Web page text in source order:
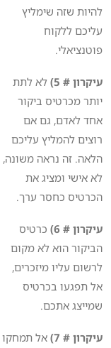
להיות שזה שימליץ
עליכם ללקוח
פוטנציאלי.
עיקרון # 5)
לא לתת
יותר מכרטיס ביקור
אחד לאדם, גם אם
רוצים להמליץ עליכם
הלאה. זה נראה משונה,
לא אישי ומציג את
הכרטיס כחסר ערך.
עיקרון # 6)
כרטיס
הביקור הוא לא מקום
לרשום עליו מיזכרים,
אל תפגעו בכרטיס
שמייצג אתכם.
עיקרון # 7)
אל תמחקו